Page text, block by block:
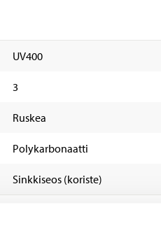
UV400
3
Ruskea
Polykarbonaatti
Sinkkiseos (koriste)